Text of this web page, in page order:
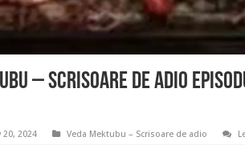
– Scrisoare de adio
20, 2024 Veda Mektubu – Scrisoare de adio